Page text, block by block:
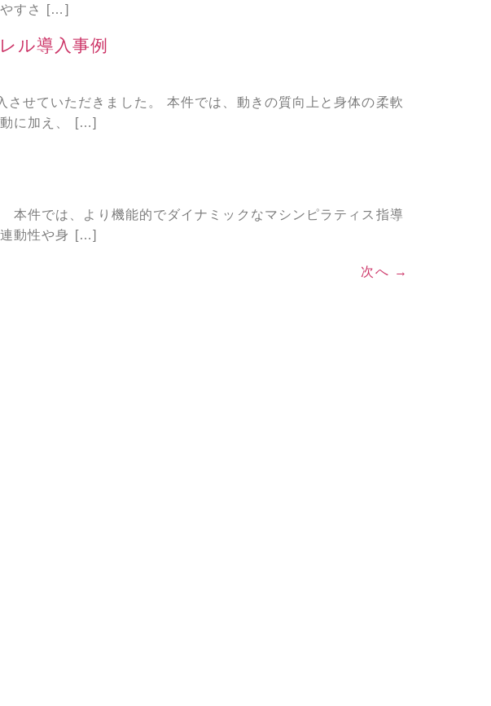
やすさ […]
ル導入事例
せていただきました。 本件では、動きの質向上と身体の柔軟
動に加え、 […]
本件では、より機能的でダイナミックなマシンピラティス指導
連動性や身 […]
次へ →